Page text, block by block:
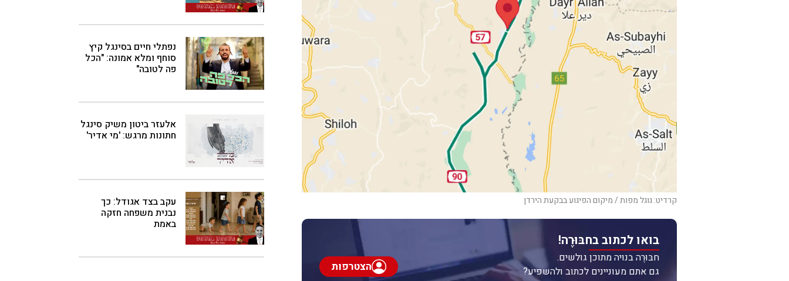
קרדיט: גוגל מפות / מיקום הפיגוע בבקעת הירדן
בואו לכתוב בחבּוּרֶה!
חבּוּרֶה בנויה מתוכן גולשים.
גם אתם מעוניינים לכתוב ולהשפיע?
הצטרפות
נפתלי חיים בסינגל קיץ
סוחף ומלא אמונה: "הכל
פה לטובה"
אלעזר ביטון משיק סינגל
חתונות מרגש: 'מי אדיר'
עקב בצד אגודל: כך
נבנית משפחה חזקה
באמת